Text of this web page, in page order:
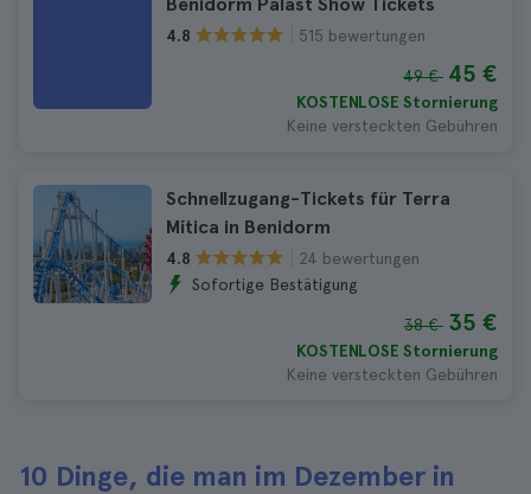
4.8 515 bewertungen
49 € 45 €
KOSTENLOSE Stornierung
Keine versteckten Gebühren
Schnellzugang-Tickets für Terra
Mítica in Benidorm
4.8
24 bewertungen
Sofortige Bestätigung
38 € 35 €
KOSTENLOSE Stornierung
Keine versteckten Gebühren
10 Dinge, die man im Dezember in